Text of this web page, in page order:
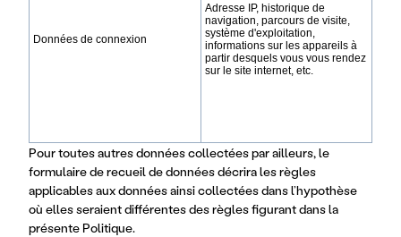
Données de connexion
Adresse IP, historique de
navigation, parcours de visite,
système d'exploitation,
informations sur les appareils à
partir desquels vous vous rendez
sur le site internet, etc.
Pour toutes autres données collectées par ailleurs, le
formulaire de recueil de données décrira les règles
applicables aux données ainsi collectées dans l’hypothèse
où elles seraient différentes des règles figurant dans la
présente Politique.